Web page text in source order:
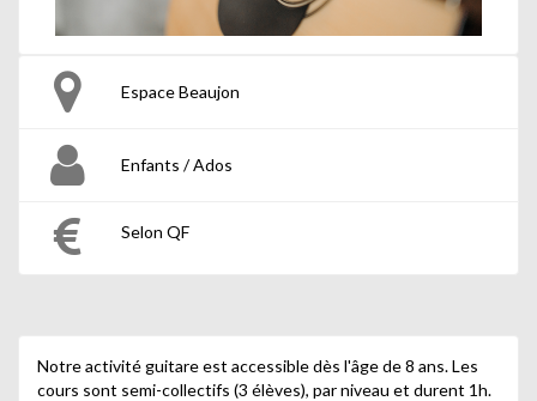
Espace Beaujon
Enfants / Ados
Selon QF
Notre activité guitare est accessible dès l'âge de 8 ans. Les
cours sont semi-collectifs (3 élèves), par niveau et durent 1h.